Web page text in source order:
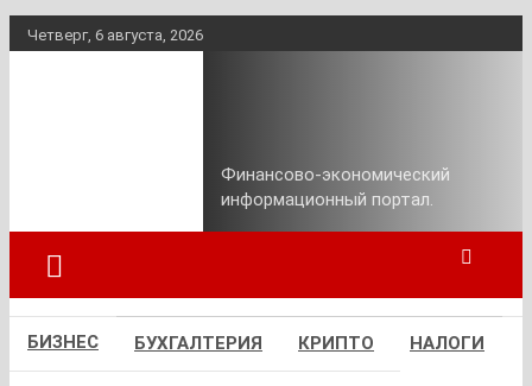
Перейти
к
Четверг, 6 августа, 2026
Финансово-экономический
информационный портал.
БИЗНЕС БУХГАЛТЕРИЯ КРИПТО НАЛОГИ